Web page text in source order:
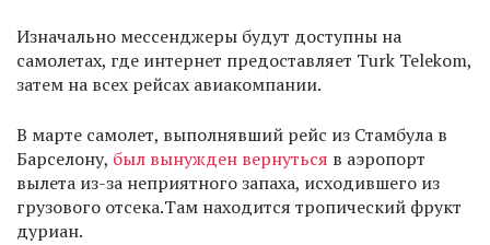
Изначально мессенджеры будут доступны на
самолетах, где интернет предоставляет Turk Telekom,
затем на всех рейсах авиакомпании.
В марте самолет, выполнявший рейс из Стамбула в
Барселону, был вынужден вернуться в аэропорт
вылета из-за неприятного запаха, исходившего из
грузового отсека.Там находится тропический фрукт
дуриан.